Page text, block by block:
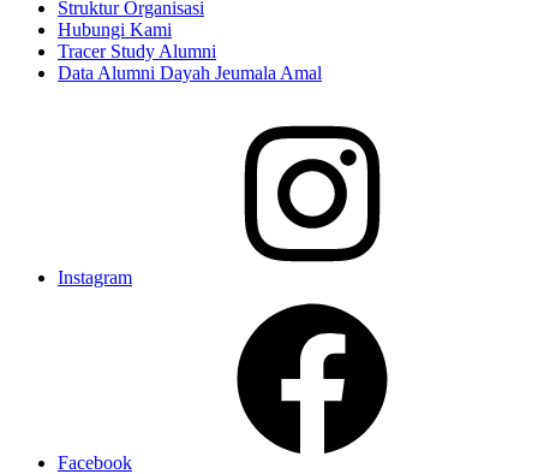
Struktur Organisasi
Hubungi Kami
Tracer Study Alumni
Data Alumni Dayah Jeumala Amal
Instagram
Facebook